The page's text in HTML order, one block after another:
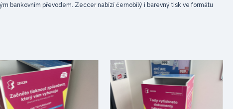
bankovním převodem. Zeccer nabízí černobílý i barevný tisk ve formátu